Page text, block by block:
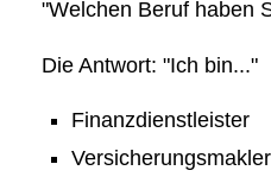
"Welchen Beruf haben
Die Antwort: "Ich bin..."
Finanzdienstleister
Ver­sicherungs­makler